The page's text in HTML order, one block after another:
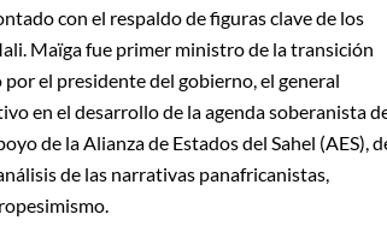
con el respaldo de figuras clave de los
Maïga fue primer ministro de la transición
el presidente del gobierno, el general
en el desarrollo de la agenda soberanista
de la Alianza de Estados del Sahel (AES),
de las narrativas panafricanistas,